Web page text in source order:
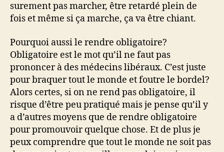
surement pas marcher, être retardé plein de
fois et même si ça marche, ça va être chiant.
Pourquoi aussi le rendre obligatoire?
Obligatoire est le mot qu’il ne faut pas
prononcer à des médecins libéraux. C’est juste
pour braquer tout le monde et foutre le bordel?
Alors certes, si on ne rend pas obligatoire, il
risque d’être peu pratiqué mais je pense qu’il y
a d’autres moyens que de rendre obligatoire
pour promouvoir quelque chose. Et de plus je
peux comprendre que tout le monde ne soit pas